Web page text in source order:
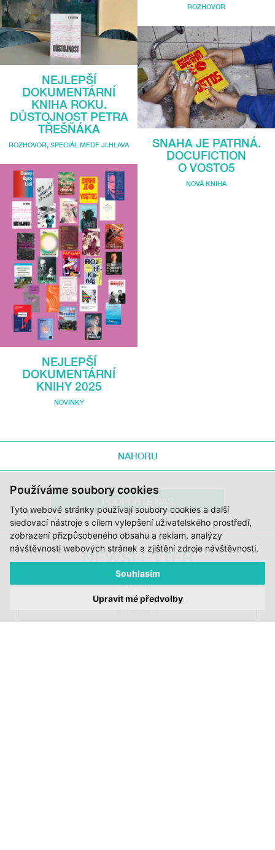
Používáme soubory cookies
Tyto webové stránky používají soubory cookies a další
sledovací nástroje s cílem vylepšení uživatelského prostředí,
zobrazení přizpůsobeného obsahu a reklam, analýzy
návštěvnosti webových stránek a zjištění zdroje návštěvnosti.
Souhlasím
Upravit mé předvolby
NEJLEPŠÍ
DOKUMENTÁRNÍ
KNIHA ROKU.
DŮSTOJNOST PETRA
TŘEŠŇÁKA
ROZHOVOR SPECIÁL MFDF JI.HLAVA
NEJLEPŠÍ
DOKUMENTÁRNÍ
KNIHY 2025
NOVINKY
ROZHOVOR
SNAHA JE PATRNÁ.
DOCUFICTION
O VOSTO5
NOVÁ KNIHA
NAHORU
NEWSLETTER
ODESLAT